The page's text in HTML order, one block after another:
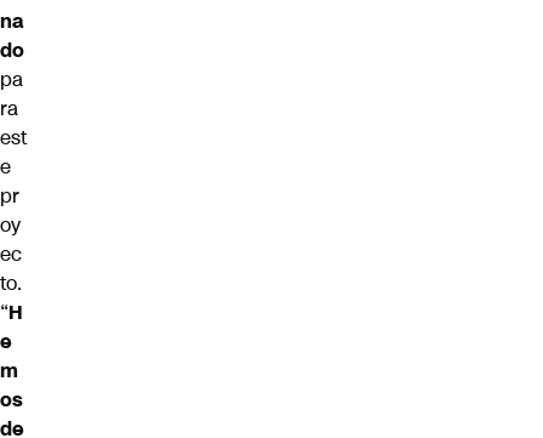
na
do
pa
ra
est
e
pr
oy
ec
to.
“H
e
m
os
de